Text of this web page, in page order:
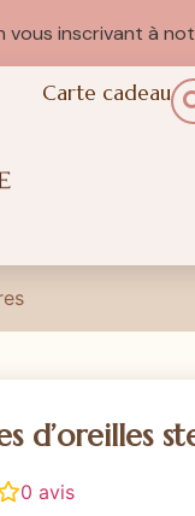
vous inscrivant à
Carte cadeau
d’oreilles
0 avis